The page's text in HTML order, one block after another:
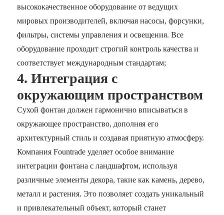
высококачественное оборудование от ведущих
мировых производителей, включая насосы, форсунки,
фильтры, системы управления и освещения. Все
оборудование проходит строгий контроль качества и
соответствует международным стандартам;
4. Интеграция с
окружающим пространством
Сухой фонтан должен гармонично вписываться в
окружающее пространство, дополняя его
архитектурный стиль и создавая приятную атмосферу.
Компания Fountrade уделяет особое внимание
интеграции фонтана с ландшафтом, используя
различные элементы декора, такие как камень, дерево,
металл и растения. Это позволяет создать уникальный
и привлекательный объект, который станет